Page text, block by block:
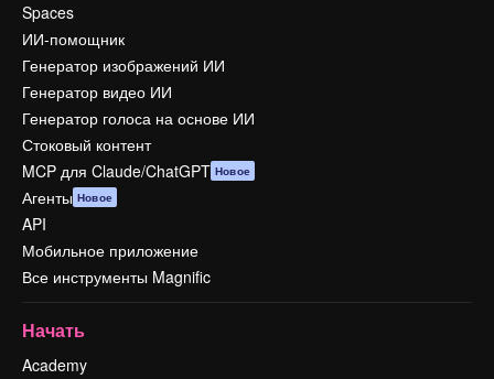
Spaces
ИИ-помощник
Генератор изображений ИИ
Генератор видео ИИ
Генератор голоса на основе ИИ
Стоковый контент
MCP для Claude/ChatGPT Новое
Агенты Новое
API
Мобильное приложение
Все инструменты Magnific
Начать
Academy